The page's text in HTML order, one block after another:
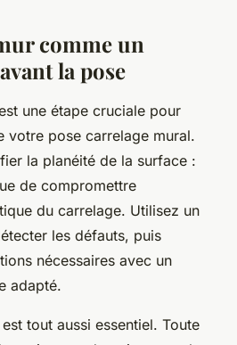
comme un
la pose
une étape cruciale pour
votre pose carrelage mural.
la planéité de la surface :
de compromettre
du carrelage. Utilisez un
les défauts, puis
nécessaires avec un
adapté.
tout aussi essentiel. Toute